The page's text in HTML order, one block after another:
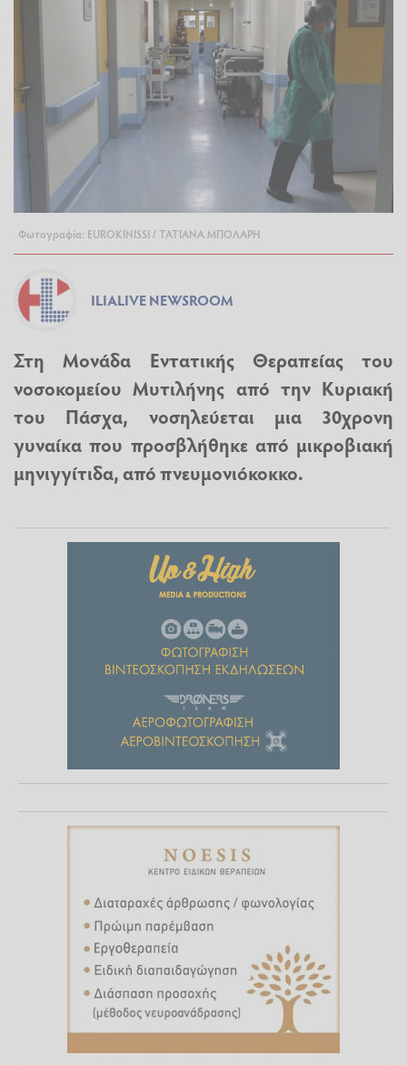
Φωτογραφία: EUROKINISSI / ΤΑΤΙΑΝΑ ΜΠΟΛΑΡΗ
ILIALIVE NEWSROOM
Στη Μονάδα Εντατικής Θεραπείας του
νοσοκομείου Μυτιλήνης από την Κυριακή
του Πάσχα, νοσηλεύεται μια 30χρονη
γυναίκα που προσβλήθηκε από μικροβιακή
μηνιγγίτιδα, από πνευμονιόκοκκο.